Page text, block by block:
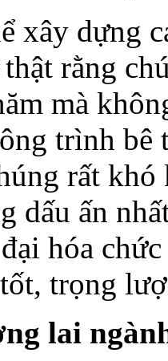
xây dựng
rằng
mà
trình bê
rất khó
dấu ấn
hóa
trọng
lai